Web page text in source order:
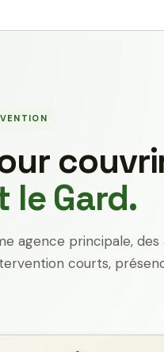
le Gard.
agence principale, des
courts,